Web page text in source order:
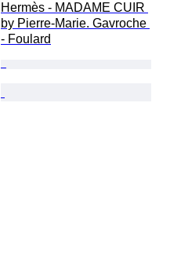
Hermès - MADAME CUIR
by Pierre-Marie. Gavroche
- Foulard